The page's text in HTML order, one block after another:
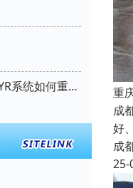
工业厂房屋顶防护的技术革新：SYR系统如何重塑行业标准
重
成
好
成
25-